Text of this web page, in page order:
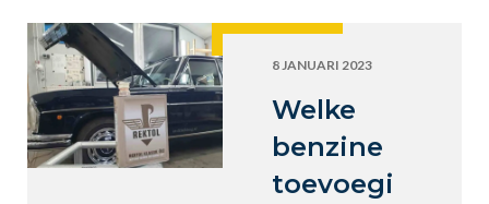
8 JANUARI 2023
Welke
benzine
toevoegi